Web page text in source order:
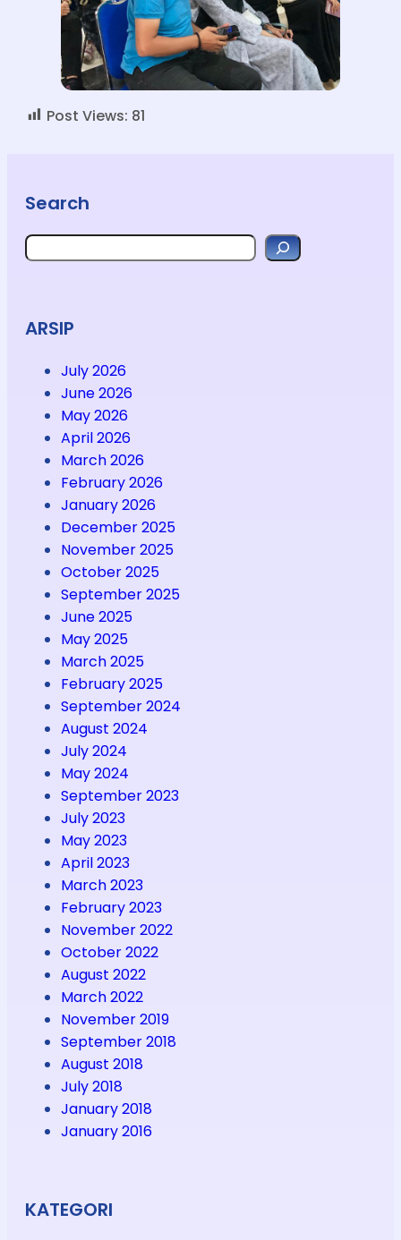
Post Views: 81
Search
Search
ARSIP
July 2026
June 2026
May 2026
April 2026
March 2026
February 2026
January 2026
December 2025
November 2025
October 2025
September 2025
June 2025
May 2025
March 2025
February 2025
September 2024
August 2024
July 2024
May 2024
September 2023
July 2023
May 2023
April 2023
March 2023
February 2023
November 2022
October 2022
August 2022
March 2022
November 2019
September 2018
August 2018
July 2018
January 2018
January 2016
KATEGORI